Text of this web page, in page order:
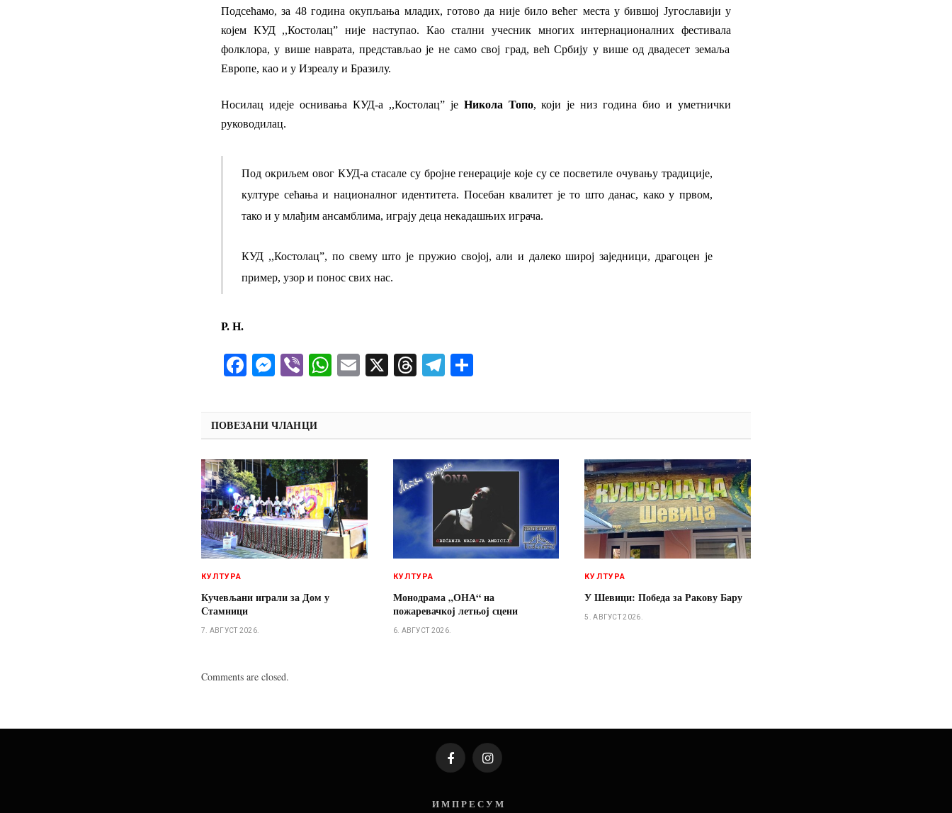
Подсећамо, за 48 година окупљања младих, готово да није било већег места у бившој Југославији у
којем КУД ,,Костолац” није наступао. Као стални учесник многихинтернационалних фестивала
фолклора,у више наврата, представљао је не само свој град, већ Србију у више од двадесет земаља
Европе, као и у Изреалу и Бразилу.
Носилац идеје оснивања КУД-а ,,Костолац” је Никола Топо, који је низ година био и уметнички
руководилац.
Под окриљем овог КУД-а стасале су бројне генерације које су се посветиле очувању традиције,
културе сећања и националног идентитета. Посебан квалитет је то што данас, како у првом,
тако и у млађим ансамблима, играју деца некадашњих играча.
КУД ,,Костолац”, по свему што је пружио својој, али и далеко широј заједници, драгоцен је
пример, узор и понос свих нас.
Р. Н.
Facebook
Messenger
ViberWhatsApp
Email
X ThreadsTelegram
ПОВЕЗАНИ ЧЛАНЦИ
КУЛТУРА
Кучевљани играли за Дом у
Стамници
7. АВГУСТ 2026.
КУЛТУРА
Монодрама „ОНА“ на
пожаревачкој летњој сцени
6. АВГУСТ 2026.
КУЛТУРА
У Шевици: Победа за Ракову Бару
5. АВГУСТ 2026.
Comments are closed.
FacebookInstagram
И М П Р Е С У М